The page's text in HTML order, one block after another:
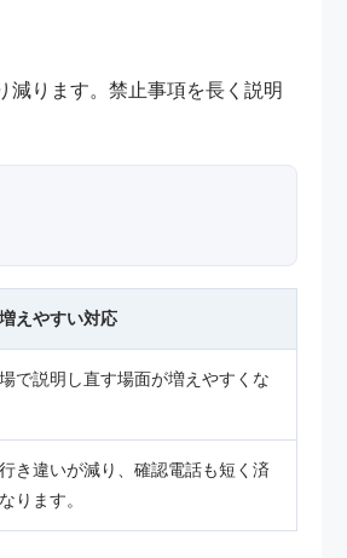
減ります。禁止事項を長く説明
えやすい対応
で説明し直す場面が増えやすくな
き違いが減り、確認電話も短く済
ります。